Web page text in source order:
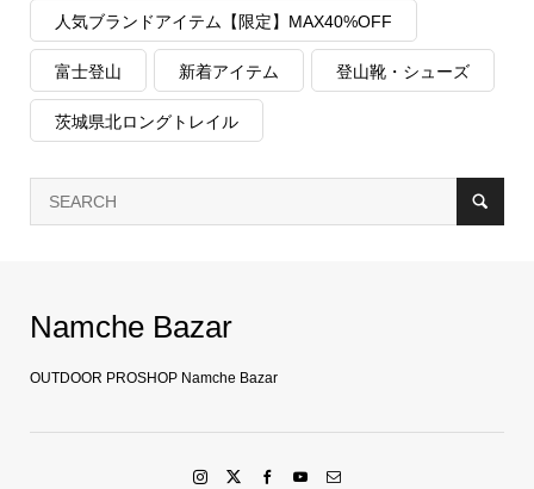
人気ブランドアイテム【限定】MAX40%OFF
富士登山 新着アイテム 登山靴・シューズ
茨城県北ロングトレイル
Namche Bazar
OUTDOOR PROSHOP Namche Bazar